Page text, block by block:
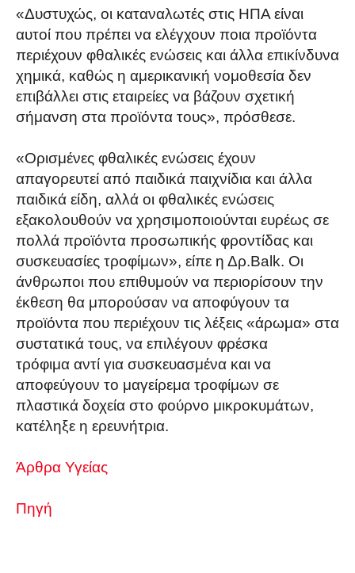
«Δυστυχώς, οι καταναλωτές στις ΗΠΑ είναι
αυτοί που πρέπει να ελέγχουν ποια προϊόντα
περιέχουν φθαλικές ενώσεις και άλλα επικίνδυνα
χημικά, καθώς η αμερικανική νομοθεσία δεν
επιβάλλει στις εταιρείες να βάζουν σχετική
σήμανση στα προϊόντα τους», πρόσθεσε.
«Ορισμένες φθαλικές ενώσεις έχουν
απαγορευτεί από παιδικά παιχνίδια και άλλα
παιδικά είδη, αλλά οι φθαλικές ενώσεις
εξακολουθούν να χρησιμοποιούνται ευρέως σε
πολλά προϊόντα προσωπικής φροντίδας και
συσκευασίες τροφίμων», είπε η Δρ.Balk. Οι
άνθρωποι που επιθυμούν να περιορίσουν την
έκθεση θα μπορούσαν να αποφύγουν τα
προϊόντα που περιέχουν τις λέξεις «άρωμα» στα
συστατικά τους, να επιλέγουν φρέσκα
τρόφιμα αντί για συσκευασμένα και να
αποφεύγουν το μαγείρεμα τροφίμων σε
πλαστικά δοχεία στο φούρνο μικροκυμάτων,
κατέληξε η ερευνήτρια.
Άρθρα Υγείας
Πηγή